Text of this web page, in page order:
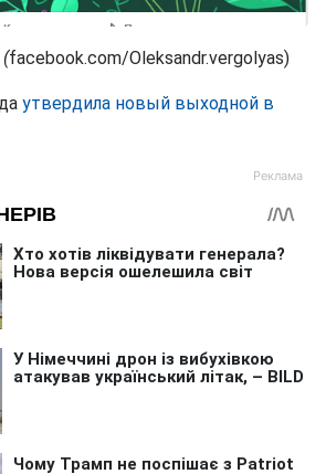
facebook.com/Oleksandr.vergolyas)
утвердила новый выходной в